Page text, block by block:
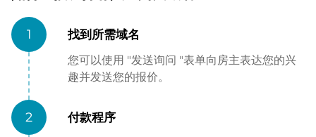
1 找到所需域名
您可以使用 "发送询问 "表单向房主表达您的兴
趣并发送您的报价。
2 付款程序